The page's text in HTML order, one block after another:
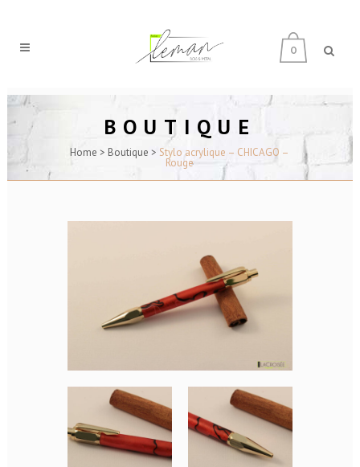
0
BOUTIQUE
Home > Boutique > Stylo acrylique – CHICAGO –
Rouge